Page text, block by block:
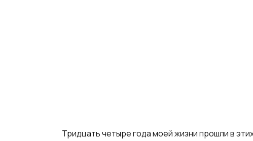
Тридцать четыре года моей жизни прошли в